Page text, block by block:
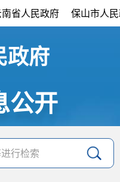
省人民政府 保山市人
政府
公开